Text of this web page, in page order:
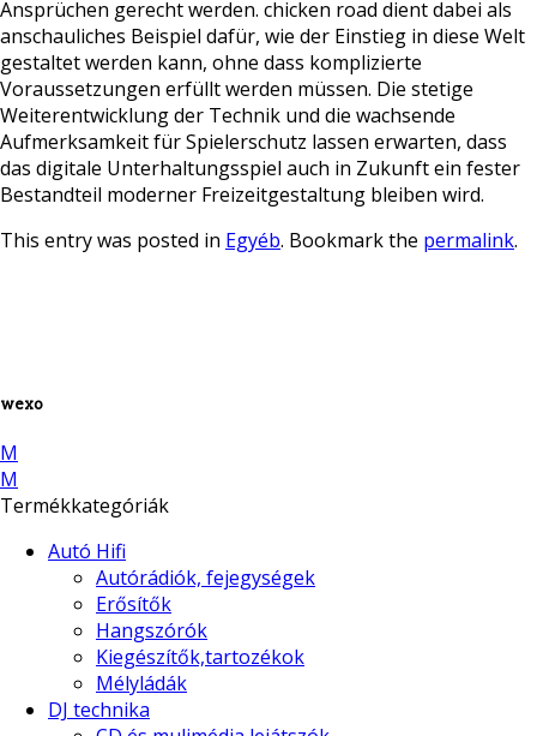
Ansprüchen gerecht werden. chicken road dient dabei als
anschauliches Beispiel dafür, wie der Einstieg in diese Welt
gestaltet werden kann, ohne dass komplizierte
Voraussetzungen erfüllt werden müssen. Die stetige
Weiterentwicklung der Technik und die wachsende
Aufmerksamkeit für Spielerschutz lassen erwarten, dass
das digitale Unterhaltungsspiel auch in Zukunft ein fester
Bestandteil moderner Freizeitgestaltung bleiben wird.
This entry was posted in Egyéb. Bookmark the permalink.
wexo
M
M
Termékkategóriák
Autó Hifi
Autórádiók, fejegységek
Erősítők
Hangszórók
Kiegészítők,tartozékok
Mélyládák
DJ technika